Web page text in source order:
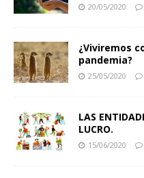
20/05/2020
¿Viviremos
pandemia?
25/05/2020
LAS
LUCRO.
15/06/2020